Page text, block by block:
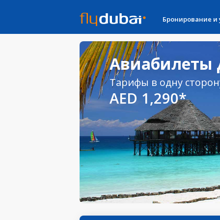
Бронирование и
Авиабилеты
Тарифы в одну
AED 1,290*